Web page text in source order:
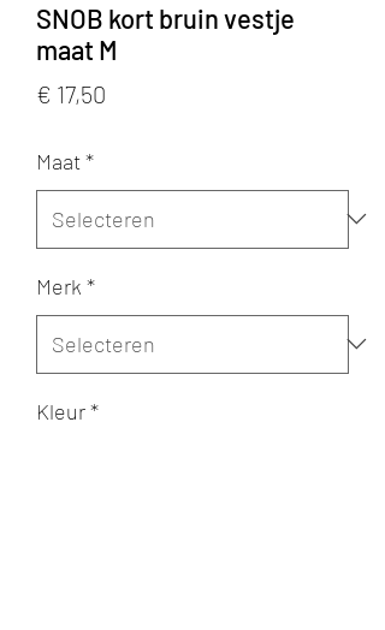
SNOB kort bruin vestje
maat M
€ 17,50
Maat*
Merk *
Kleur*